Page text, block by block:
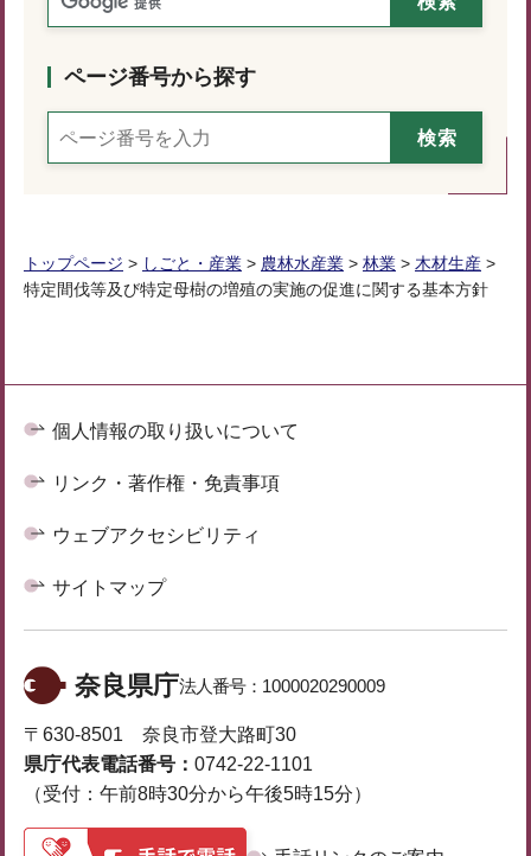
ページ番号から探す
トップページ > しごと・産業 > 農林水産業 > 林業 > 木材生産 >
特定間伐等及び特定母樹の増殖の実施の促進に関する基本方針
個人情報の取り扱いについて
リンク・著作権・免責事項
ウェブアクセシビリティ
サイトマップ
奈良県庁法人番号： 1000020290009
〒630-8501 奈良市登大路町30
県庁代表電話番号： 0742-22-1101
（受付：午前8時30分から午後5時15分）